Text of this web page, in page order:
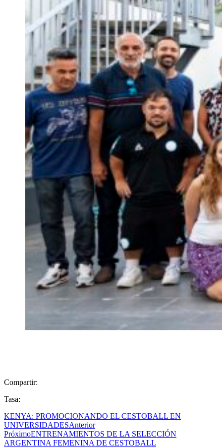
Compartir:
Tasa:
KENYA: PROMOCIONANDO EL CESTOBALL EN
UNIVERSIDADESAnterior
PróximoENTRENAMIENTOS DE LA SELECCIÓN
ARGENTINA FEMENINA DE CESTOBALL